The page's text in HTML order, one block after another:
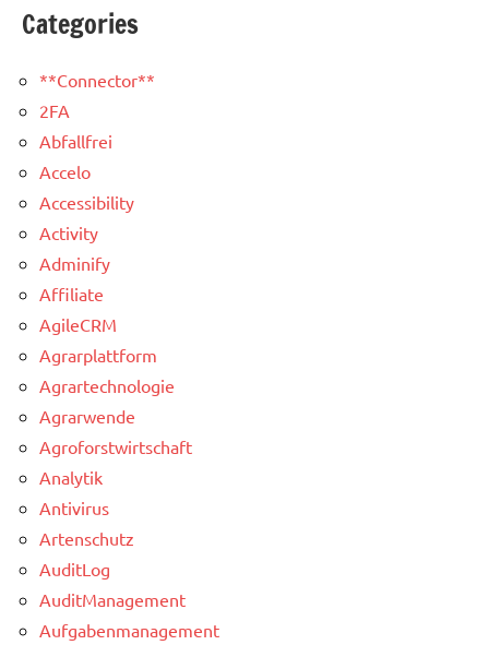
Categories
**Connector**
2FA
Abfallfrei
Accelo
Accessibility
Activity
Adminify
Affiliate
AgileCRM
Agrarplattform
Agrartechnologie
Agrarwende
Agroforstwirtschaft
Analytik
Antivirus
Artenschutz
AuditLog
AuditManagement
Aufgabenmanagement